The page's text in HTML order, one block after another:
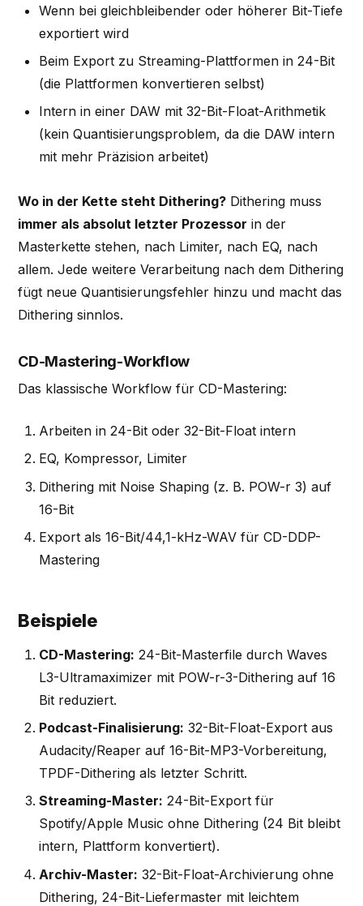
Wenn bei gleichbleibender oder höherer Bit-Tiefe
exportiert wird
Beim Export zu Streaming-Plattformen in 24-Bit
(die Plattformen konvertieren selbst)
Intern in einer DAW mit 32-Bit-Float-Arithmetik
(kein Quantisierungsproblem, da die DAW intern
mit mehr Präzision arbeitet)
Wo in der Kette steht Dithering? Dithering muss
immer als absolut letzter Prozessor in der
Masterkette stehen, nach Limiter, nach EQ, nach
allem. Jede weitere Verarbeitung nach dem Dithering
fügt neue Quantisierungsfehler hinzu und macht das
Dithering sinnlos.
CD-Mastering-Workflow
Das klassische Workflow für CD-Mastering:
Arbeiten in 24-Bit oder 32-Bit-Float intern
EQ, Kompressor, Limiter
Dithering mit Noise Shaping (z. B. POW-r 3) auf
16-Bit
Export als 16-Bit/44,1-kHz-WAV für CD-DDP-
Mastering
Beispiele
CD-Mastering: 24-Bit-Masterfile durch Waves
L3-Ultramaximizer mit POW-r-3-Dithering auf 16
Bit reduziert.
Podcast-Finalisierung: 32-Bit-Float-Export aus
Audacity/Reaper auf 16-Bit-MP3-Vorbereitung,
TPDF-Dithering als letzter Schritt.
Streaming-Master: 24-Bit-Export für
Spotify/Apple Music ohne Dithering (24 Bit bleibt
intern, Plattform konvertiert).
Archiv-Master: 32-Bit-Float-Archivierung ohne
Dithering, 24-Bit-Liefermaster mit leichtem